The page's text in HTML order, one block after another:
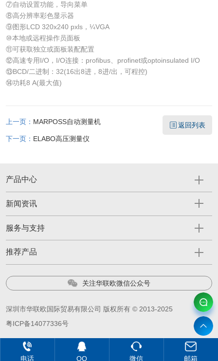
⑦自动设置功能，导向菜单
⑧高分辨率彩色显示器
⑨图形LCD 320x240 pxls，¼VGA
⑩本地或远程操作员面板
⑪可获取独立或面板装配配置
⑫高速专用I/O，I/O连接：profibus、profinet或optoinsulated I/O
⑬BCD/二进制：32(16出8进，8进/出，可程控)
⑭功耗8 A(最大值)
上一页： MARPOSS自动测量机
下一页： ELABO高压测量仪
返回列表
产品中心
新闻资讯
服务与支持
推荐产品
关注华联欧微信公众号
深圳市华联欧国际贸易有限公司 版权所有 © 2013-2025
粤ICP备14077336号
电话 QQ 微信 邮箱